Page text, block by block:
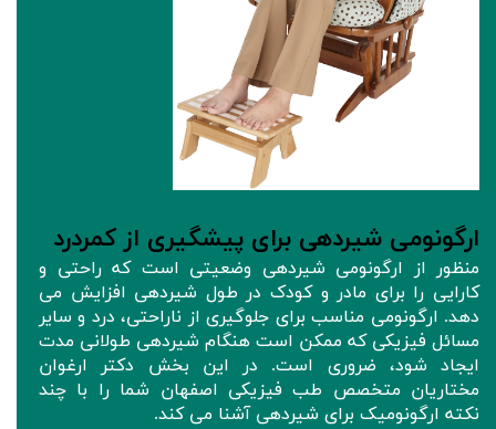
ارگونومی شیردهی برای پیشگیری از کمردرد
منظور از ارگونومی شیردهی وضعیتی است که راحتی و
کارایی را برای مادر و کودک در طول شیردهی افزایش می
دهد. ارگونومی مناسب برای جلوگیری از ناراحتی، درد و سایر
مسائل فیزیکی که ممکن است هنگام شیردهی طولانی مدت
ایجاد شود، ضروری است. در این بخش دکتر ارغوان
مختاریان متخصص طب فیزیکی اصفهان شما را با چند
نکته ارگونومیک برای شیردهی آشنا می کند.